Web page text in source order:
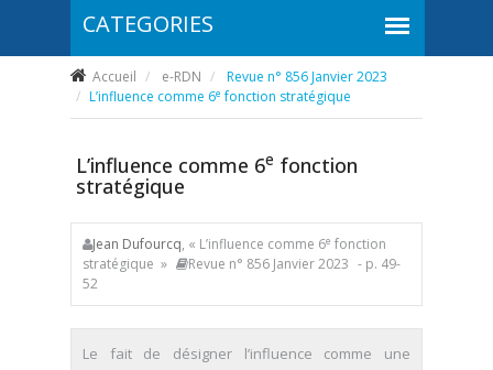
Accueil e-RDN
Revue n° 856 Janvier 2023
L’influence comme 6efonction stratégique
L’influence comme 6e fonction
stratégique
Jean Dufourcq, « L’influence comme 6e fonction
stratégique »
Revue n° 856 Janvier 2023 - p. 49-
52
Le fait de désigner l’influence comme une